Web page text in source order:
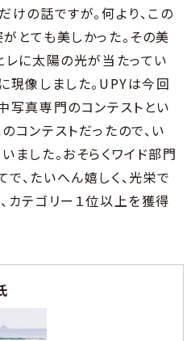
けの話ですが。何より、この
とても美しかった。その美
レに太陽の光が当たってい
現像しました。UPYは今回
写真専門のコンテストとい
コンテストだったので、い
ました。おそらくワイド部門
、たいへん嬉しく、光栄で
カテゴリー１位以上を獲得